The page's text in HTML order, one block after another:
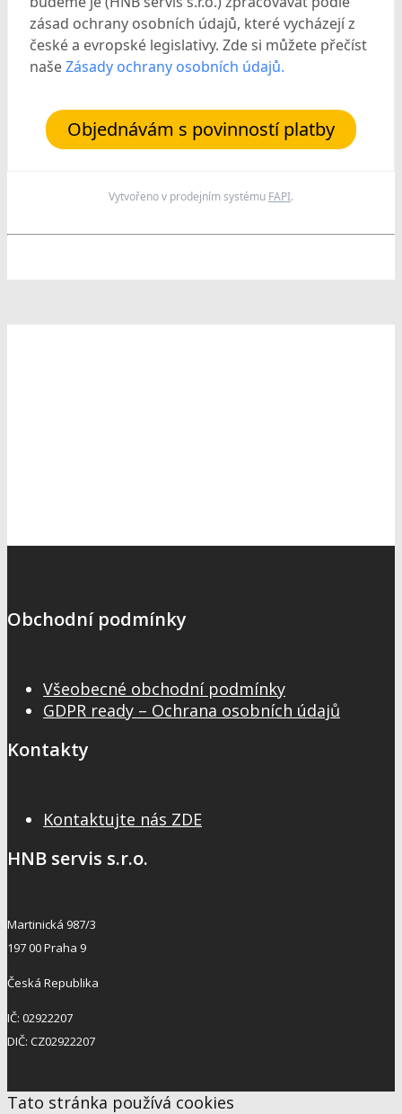
zásad ochrany osobních údajů, které vycházejí z
české a evropské legislativy. Zde si můžete přečíst
našeZásady ochrany osobních údajů.
Objednávám s povinností platby
Vytvořeno v prodejním systému FAPI.
Obchodní podmínky
Všeobecné obchodní podmínky
GDPR ready – Ochrana osobních údajů
Kontakty
Kontaktujte nás ZDE
HNB servis s.r.o.
Martinická 987/3
197 00 Praha 9
Česká Republika
IČ: 02922207
DIČ: CZ02922207
Tato stránka používá cookies